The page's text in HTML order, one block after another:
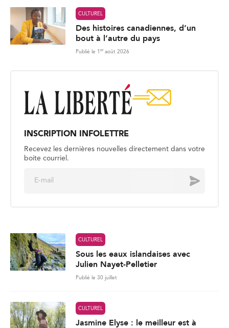
CULTUREL
Des histoires canadiennes, d’un
bout à l’autre du pays
Publié le 1 er août 2026
INSCRIPTION INFOLETTRE
Recevez les dernières nouvelles directement dans votre
boite courriel.
Envoyer
CULTUREL
Sous les eaux islandaises avec
Julien Nayet-Pelletier
Publié le 30 juillet
CULTUREL
Jasmine Elyse : le meilleur est à